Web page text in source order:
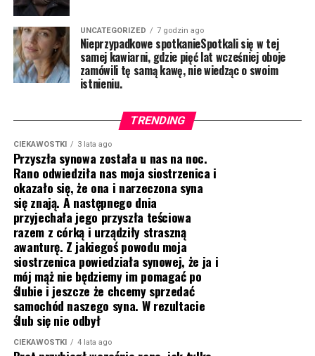
UNCATEGORIZED 7 godzin ago
Nieprzypadkowe spotkanieSpotkali się w tej
samej kawiarni, gdzie pięć lat wcześniej oboje
zamówili tę samą kawę, nie wiedząc o swoim
istnieniu.
TRENDING
CIEKAWOSTKI 3 lata ago
Przyszła synowa została u nas na noc.
Rano odwiedziła nas moja siostrzenica i
okazało się, że ona i narzeczona syna
się znają. A następnego dnia
przyjechała jego przyszła teściowa
razem z córką i urządziły straszną
awanturę. Z jakiegoś powodu moja
siostrzenica powiedziała synowej, że ja i
mój mąż nie będziemy im pomagać po
ślubie i jeszcze że chcemy sprzedać
samochód naszego syna. W rezultacie
ślub się nie odbył
CIEKAWOSTKI 4 lata ago